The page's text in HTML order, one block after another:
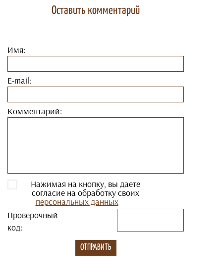
Оставить комментарий
Имя:
E-mail:
Комментарий:
Нажимая на кнопку, вы даете
согласие на обработку своих
персональных данных
Проверочный
код: